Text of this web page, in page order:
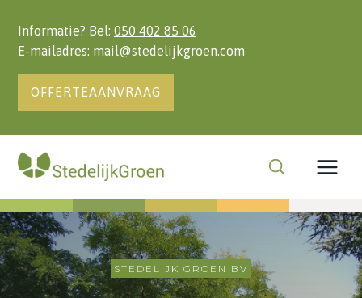
naar
inhoud
Informatie? Bel: 050 402 85 06
E-mailadres: mail@stedelijkgroen.com
OFFERTEAANVRAAG
STEDELIJK GROEN BV